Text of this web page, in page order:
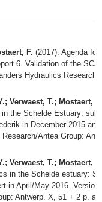
F. (2017). Agenda
6. Validation of the
Hydraulics
Verwaest, T.; Mostaert, F.
the Schelde Estuary: sub
in December 2015
Antea Group:
Verwaest, T.; Mostaert, F.
in the Schelde estuary:
in April/May 2016.
Antwerp. X, 51 + 2 p.